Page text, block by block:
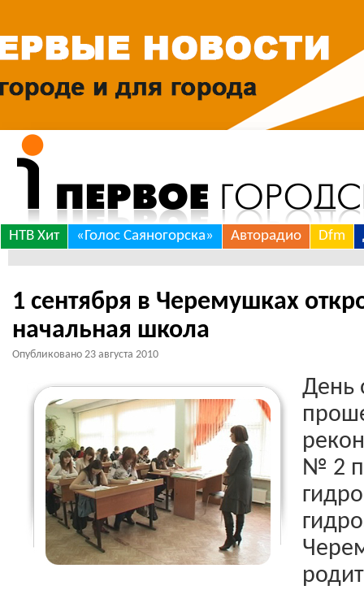
Skip
НТВ Хит «Голос Саяногорска» Авторадио Dfm
1 сентября в Черемушках
начальная школа
Опубликовано 23 августа 2010
День
№ 2